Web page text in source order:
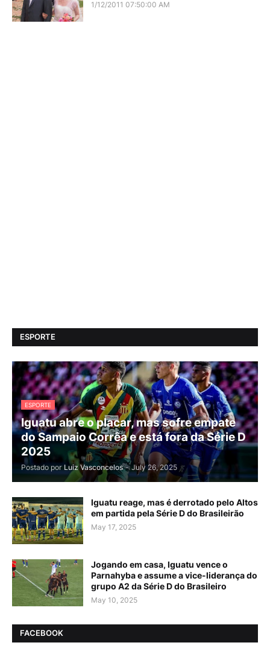
1/12/2011 07:50:00 AM
ESPORTE
ESPORTE
Iguatu abre o placar, mas sofre empate
do Sampaio Corrêa e está fora da Série D
2025
Postado por Luiz Vasconcelos - July 26, 2025
Iguatu reage, mas é derrotado pelo Altos
em partida pela Série D do Brasileirão
May 17, 2025
Jogando em casa, Iguatu vence o
Parnahyba e assume a vice-liderança do
grupo A2 da Série D do Brasileiro
May 10, 2025
FACEBOOK